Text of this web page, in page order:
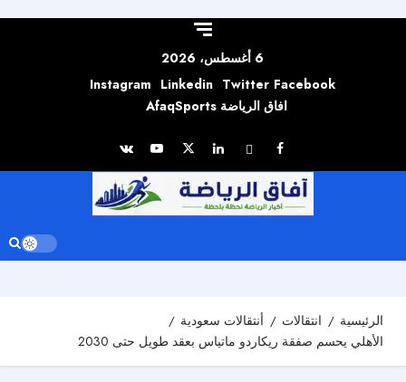
6 أغسطس، 2026
Facebook
Twitter
Linkedin
Instagram
افاق الرياضة AfaqSports
الرئيسية انتقالات
أنتقالات سعودية
الأهلي يحسم صفقة ريكاردو ماتياس بعقد طويل حتى 2030